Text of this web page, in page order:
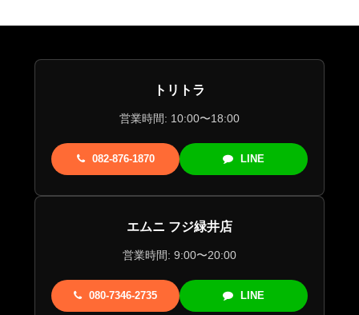
トリトラ
営業時間: 10:00〜18:00
082-876-1870 LINE
エムニ フジ緑井店
営業時間: 9:00〜20:00
080-7346-2735 LINE